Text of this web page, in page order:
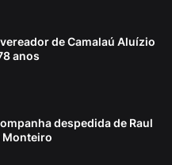
de Camalaú Aluízio
anos
despedida de Raul
Monteiro